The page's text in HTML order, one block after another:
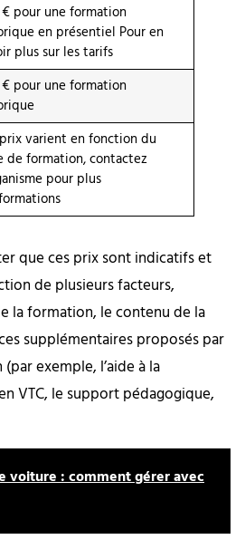
pour une formation
en présentiel Pour en
plus sur les tarifs
pour une formation
varient en fonction du
de formation, contactez
pour plus
que ces prix sont indicatifs et
de plusieurs facteurs,
la formation, le contenu de la
supplémentaires proposés par
exemple, l’aide à la
VTC, le support pédagogique,
voiture : comment gérer avec